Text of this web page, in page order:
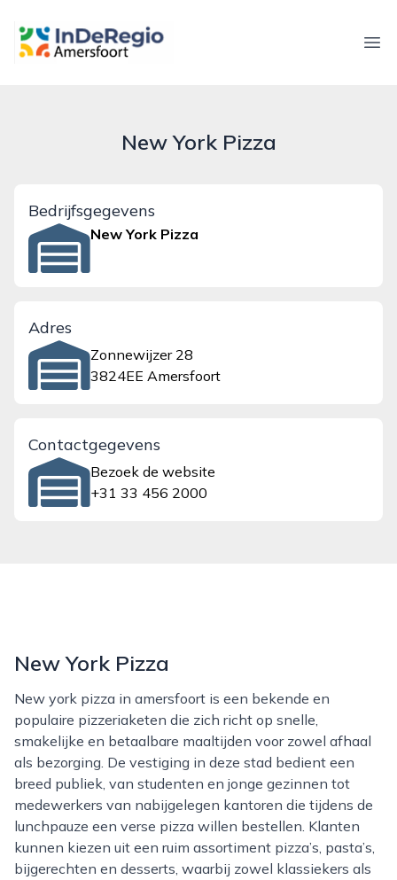
inderegioamersfoort.nl
New York Pizza
Bedrijfsgegevens
New York Pizza
Adres
Zonnewijzer 28
3824EE Amersfoort
Contactgegevens
Bezoek de website
+31 33 456 2000
New York Pizza
New york pizza in amersfoort is een bekende en
populaire pizzeriaketen die zich richt op snelle,
smakelijke en betaalbare maaltijden voor zowel afhaal
als bezorging. De vestiging in deze stad bedient een
breed publiek, van studenten en jonge gezinnen tot
medewerkers van nabijgelegen kantoren die tijdens de
lunchpauze een verse pizza willen bestellen. Klanten
kunnen kiezen uit een ruim assortiment pizza’s, pasta’s,
bijgerechten en desserts, waarbij zowel klassiekers als